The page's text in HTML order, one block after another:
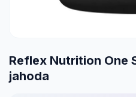
Reflex Nutrition One
jahoda